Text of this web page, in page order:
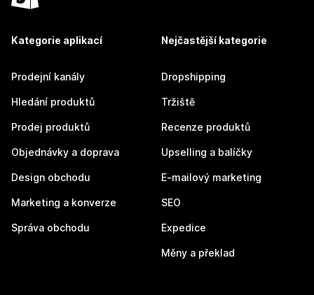
Kategorie aplikací
Prodejní kanály
Hledání produktů
Prodej produktů
Objednávky a doprava
Design obchodu
Marketing a konverze
Správa obchodu
Nejčastější kategorie
Dropshipping
Tržiště
Recenze produktů
Upselling a balíčky
E-mailový marketing
SEO
Expedice
Měny a překlad